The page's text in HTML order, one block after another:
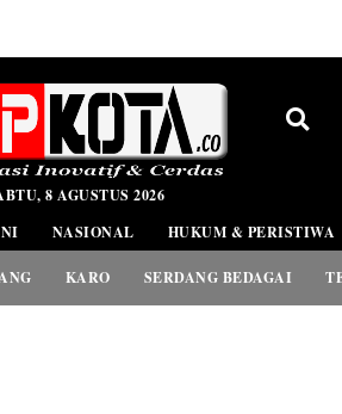
8 AGUSTUS 2026
NASIONAL HUKUM & PERISTIWA
KARO SERDANG BEDAGAI